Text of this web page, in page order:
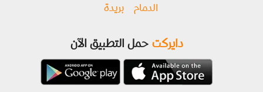
الدمام بريدة
دايركتحمل التطبيق الآن